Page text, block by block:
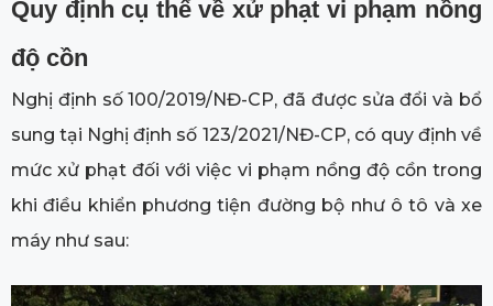
Quy định cụ thể về xử phạt vi phạm nồng
độ cồn
Nghị định số 100/2019/NĐ-CP, đã được sửa đổi và bổ
sung tại Nghị định số 123/2021/NĐ-CP, có quy định về
mức xử phạt đối với việc vi phạm nồng độ cồn trong
khi điều khiển phương tiện đường bộ như ô tô và xe
máy như sau: